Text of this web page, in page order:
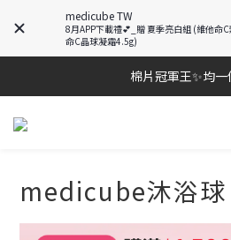
medicube TW
8月APP下載禮💕_贈 夏季亮白組 (維他命
命C晶球凝霜4.5g)
棉片冠軍王✨均一
棉片冠軍王✨均一
夏季深層清潔必備🫧
棉片冠軍王✨均一
medicube沐浴球